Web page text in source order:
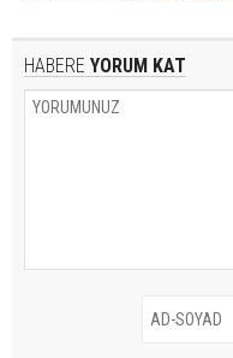
HABERE YORUM KAT